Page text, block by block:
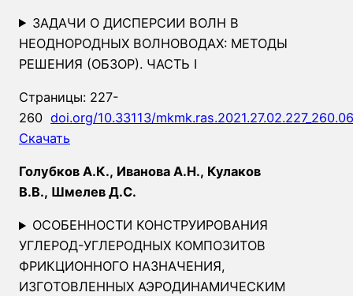
ЗАДАЧИ О ДИСПЕРСИИ ВОЛН В
НЕОДНОРОДНЫХ ВОЛНОВОДАХ: МЕТОДЫ
РЕШЕНИЯ (ОБЗОР). ЧАСТЬ I
Страницы: 227-
260 doi.org/10.33113/mkmk.ras.2021.27.02.227_260.06
Скачать
Голубков А.К., Иванова А.Н., Кулаков
В.В., Шмелев Д.С.
ОСОБЕННОСТИ КОНСТРУИРОВАНИЯ
УГЛЕРОД-УГЛЕРОДНЫХ КОМПОЗИТОВ
ФРИКЦИОННОГО НАЗНАЧЕНИЯ,
ИЗГОТОВЛЕННЫХ АЭРОДИНАМИЧЕСКИМ